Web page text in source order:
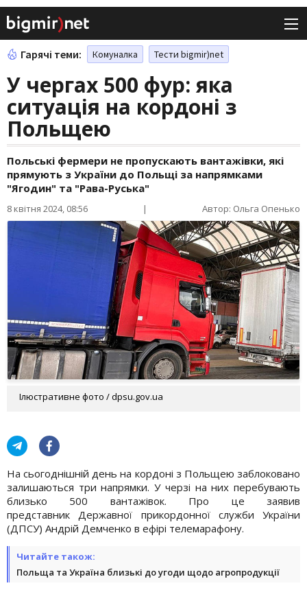
Гарячі теми: Комуналка Тести bigmir)net
У чергах 500 фур: яка
ситуація на кордоні з
Польщею
Польські фермери не пропускають вантажівки, які
прямують з України до Польщі за напрямками
"Ягодин" та "Рава-Руська"
8 квітня 2024, 08:56 | Автор: Ольга Опенько
Ілюстративне фото / dpsu.gov.ua
На сьогоднішній день на кордоні з Польщею заблоковано
залишаються три напрямки. У черзі на них перебувають
близько 500 вантажівок. Про це заявив
представник Державної прикордонної служби України
(ДПСУ) Андрій Демченко в ефірі телемарафону.
Читайте також:
Польща та Україна близькі до угоди щодо агропродукції